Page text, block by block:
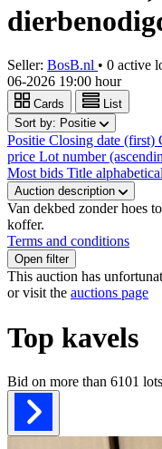
Seller: BosB.nl • 0 active
06-2026 19:00 hour
Cards
List
Sort by: Positie
Positie Closing date (first)
price Lot number
Most bids Title
Auction description
Van dekbed zonder hoes
koffer.
Terms and conditions
Open filter
This auction has
or visit the auctions page
Top kavels
Bid on more than 6101 lots